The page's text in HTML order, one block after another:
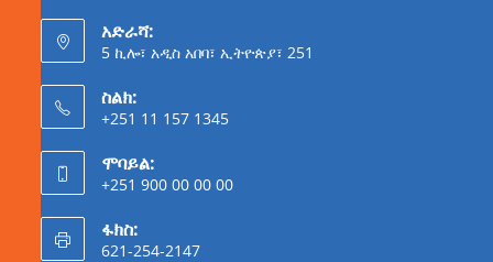
አድራሻ:
5 ኪሎ፣ አዲስ አበባ፣ ኢትዮጵያ፣ 251
ስልክ:
+251 11 157 1345
ሞባይል:
+251 900 00 00 00
ፋክስ:
621-254-2147